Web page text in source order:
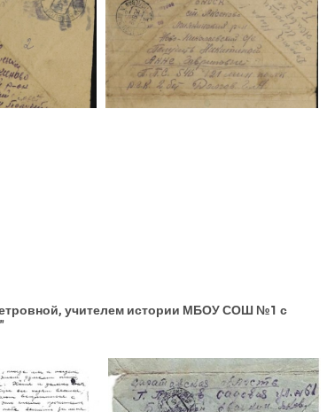
учителем истории МБОУ СОШ №1 с